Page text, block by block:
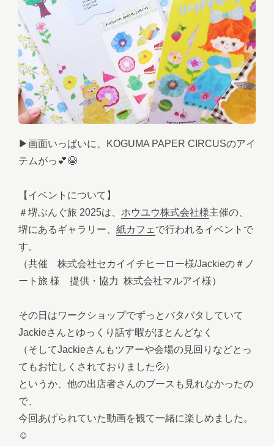
▶︎画面いっぱいに、KOGUMA PAPER CIRCUSのアイ
テムがっ💕😭
【イベントについて】
＃堺ぶんぐ旅 2025は、 ホウユウ株式会社様主催の、
堺にあるギャラリー、 紙カフェ で行われるイベントで
す。
（共催 株式会社セカイイチヒーロー様/Jackieの＃ノ
ート旅 様 提供・協力 株式会社マルアイ様）
その日はワークショップでずっとバタバタしていて
Jackieさんとゆっくり話す暇がほとんどなく
（そしてJackieさんもツアーや会場の見回りなどとっ
てもお忙しくされておりました💦）
というか、他の出店者さんのブースも見れなかったの
で、
今回あげられていた動画を観て一緒に楽しめました。
☺️